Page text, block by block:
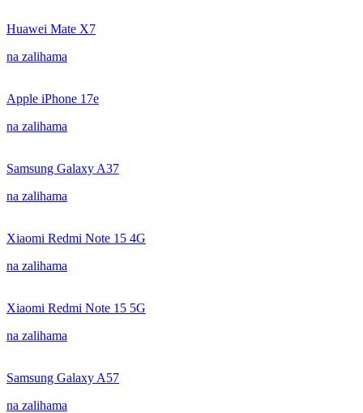
Huawei Mate X7
na zalihama
Apple iPhone 17e
na zalihama
Samsung Galaxy A37
na zalihama
Xiaomi Redmi Note 15 4G
na zalihama
Xiaomi Redmi Note 15 5G
na zalihama
Samsung Galaxy A57
na zalihama